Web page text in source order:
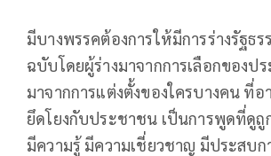
มีบางพรรคต้องการให้มีการร่างรัฐธ
ฉบับโดยผู้ร่างมาจากการเลือกของป
มาจากการแต่งตั้งของใครบางคน ที่อ
ยึดโยงกับประชาชน เป็นการพูดที่ดู
มีความรู้ มีความเชี่ยวชาญ มีประสบ